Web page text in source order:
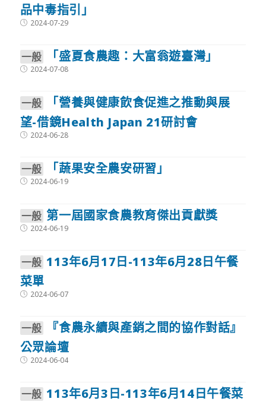
品中毒指引」
Post2024-07-29
⼀般 「盛夏食農趣：大富翁遊臺灣」
Post2024-07-08
⼀般
「營養與健康飲食促進之推動與展
望-借鏡Health Japan 21研討會
Post2024-06-28
⼀般 「蔬果安全農安研習」
Post2024-06-19
⼀般 第一屆國家食農教育傑出貢獻獎
Post2024-06-19
⼀般 113年6月17日-113年6月28日午餐
菜單
Post2024-06-07
⼀般
『食農永續與產銷之間的協作對話』
公眾論壇
Post2024-06-04
⼀般 113年6月3日-113年6月14日午餐菜